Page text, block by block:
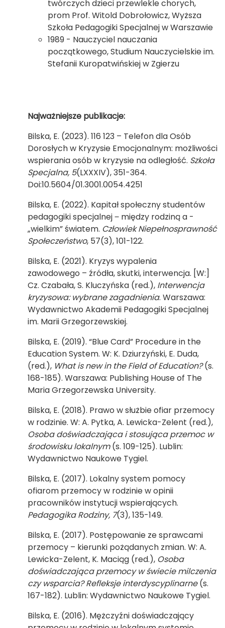
twórczych dzieci przewlekle chorych,
prom Prof. Witold Dobrołowicz, Wyższa
Szkoła Pedagogiki Specjalnej w Warszawie
1989 - Nauczyciel nauczania
początkowego, Studium Nauczycielskie im.
Stefanii Kuropatwińskiej w Zgierzu
Najważniejsze publikacje:
Bilska, E. (2023). 116 123 – Telefon dla Osób
Dorosłych w Kryzysie Emocjonalnym: możliwości
wspierania osób w kryzysie na odległość. Szkoła
Specjalna, 5(LXXXIV), 351-364.
Doi:10.5604/01.3001.0054.4251
Bilska, E. (2022). Kapitał społeczny studentów
pedagogiki specjalnej ‒ między rodziną a -
„wielkim” światem. Człowiek Niepełnosprawność
Społeczeństwo, 57(3), 101-122.
Bilska, E. (2021). Kryzys wypalenia
zawodowego – źródła, skutki, interwencja. [W:]
Cz. Czabała, S. Kluczyńska (red.), Interwencja
kryzysowa: wybrane zagadnienia. Warszawa:
Wydawnictwo Akademii Pedagogiki Specjalnej
im. Marii Grzegorzewskiej.
Bilska, E. (2019). “Blue Card” Procedure in the
Education System. W: K. Dziurzyński, E. Duda,
(red.), What is new in the Field of Education?(s.
168-185). Warszawa: Publishing House of The
Maria Grzegorzewska University.
Bilska, E. (2018). Prawo w służbie ofiar przemocy
w rodzinie. W: A. Pytka, A. Lewicka-Zelent (red.),
Osoba doświadczająca i stosująca przemoc w
środowisku lokalnym(s. 109-125). Lublin:
Wydawnictwo Naukowe Tygiel.
Bilska, E. (2017). Lokalny system pomocy
ofiarom przemocy w rodzinie w opinii
pracowników instytucji wspierających.
Pedagogika Rodziny, 7(3), 135-149.
Bilska, E. (2017). Postępowanie ze sprawcami
przemocy – kierunki pożądanych zmian. W: A.
Lewicka-Zelent, K. Maciąg (red.), Osoba
doświadczająca przemocy w świecie milczenia
czy wsparcia? Refleksje interdyscyplinarne(s.
167-182). Lublin: Wydawnictwo Naukowe Tygiel.
Bilska, E. (2016). Mężczyźni doświadczający